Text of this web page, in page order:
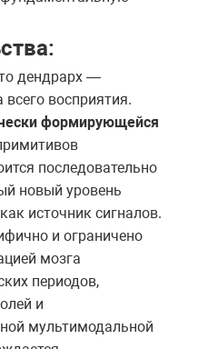
дендрарх —
всего восприятия.
формирующейся
последовательно
новый уровень
источник сигналов.
и ограничено
мозга
периодов,
и
мультимодальной